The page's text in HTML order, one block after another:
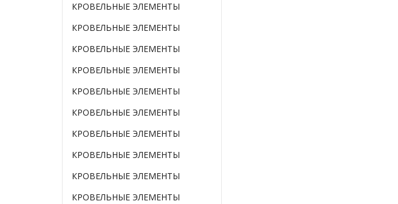
КРОВЕЛЬНЫЕ ЭЛЕМЕНТЫ
КРОВЕЛЬНЫЕ ЭЛЕМЕНТЫ
КРОВЕЛЬНЫЕ ЭЛЕМЕНТЫ
КРОВЕЛЬНЫЕ ЭЛЕМЕНТЫ
КРОВЕЛЬНЫЕ ЭЛЕМЕНТЫ
КРОВЕЛЬНЫЕ ЭЛЕМЕНТЫ
КРОВЕЛЬНЫЕ ЭЛЕМЕНТЫ
КРОВЕЛЬНЫЕ ЭЛЕМЕНТЫ
КРОВЕЛЬНЫЕ ЭЛЕМЕНТЫ
КРОВЕЛЬНЫЕ ЭЛЕМЕНТЫ